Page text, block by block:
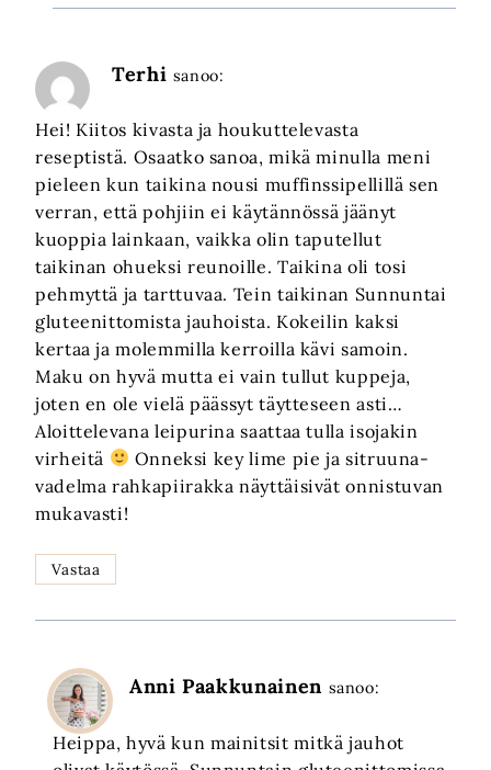
Terhi sanoo:
Hei! Kiitos kivasta ja houkuttelevasta
reseptistä. Osaatko sanoa, mikä minulla meni
pieleen kun taikina nousi muffinssipellillä sen
verran, että pohjiin ei käytännössä jäänyt
kuoppia lainkaan, vaikka olin taputellut
taikinan ohueksi reunoille. Taikina oli tosi
pehmyttä ja tarttuvaa. Tein taikinan Sunnuntai
gluteenittomista jauhoista. Kokeilin kaksi
kertaa ja molemmilla kerroilla kävi samoin.
Maku on hyvä mutta ei vain tullut kuppeja,
joten en ole vielä päässyt täytteseen asti…
Aloittelevana leipurina saattaa tulla isojakin
virheitä
Onneksi key lime pie ja sitruuna-
vadelma rahkapiirakka näyttäisivät onnistuvan
mukavasti!
Vastaa
Anni Paakkunainen sanoo:
Heippa, hyvä kun mainitsit mitkä jauhot